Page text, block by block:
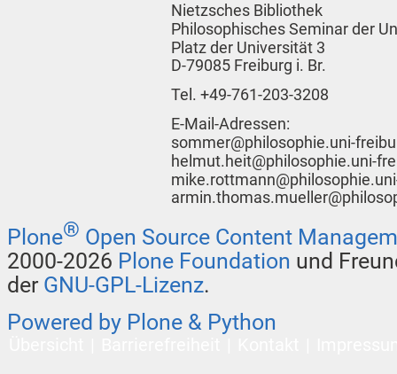
Nietzsches Bibliothek
Philosophisches Seminar der
Platz der Universität 3
D-79085 Freiburg i. Br.
Tel. +49-761-203-3208
E-Mail-Adressen:
sommer@philosophie.uni-
helmut.heit@philosophie.uni-
Plone® Open Source Content
2000-2026 Plone Foundation und
der GNU-GPL-Lizenz.
Powered by Plone & Python